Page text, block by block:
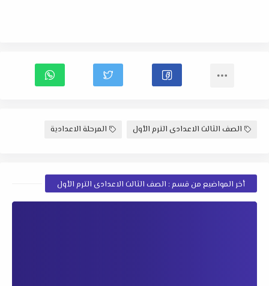
الصف الثالث الاعدادى الترم الأول المرحلة الاعدادية
أخر المواضيع من قسم : الصف الثالث الاعدادى الترم الأول